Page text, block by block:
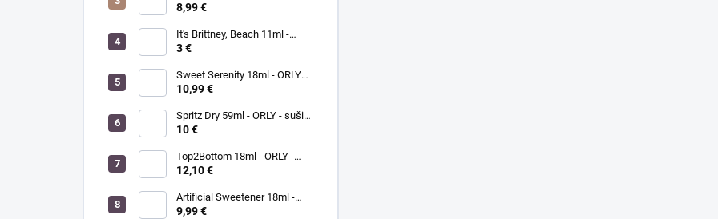
lak na nechty
8,99 €
It's Brittney, Beach 11ml -
ORLY lak na nechty
3 €
Sweet Serenity 18ml - ORLY
BREATHABLE - ošetrujúci
10,99 €
Spritz Dry 59ml - ORLY - sušič
laku na nechty
10 €
Top2Bottom 18ml - ORLY -
podkladový a vrchný lak na
12,10 €
Artificial Sweetener 18ml -
ORLY lak na nechty
9,99 €